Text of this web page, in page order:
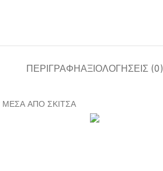
ΠΕΡΙΓΡΑΦΉΑΞΙΟΛΟΓΉΣΕΙΣ (0)
ΜΕΣΑ ΑΠΟ ΣΚΙΤΣΑ